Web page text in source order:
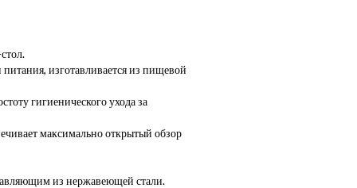
изготавливается из пищевой
гигиенического ухода за
максимально открытый обзор
из нержавеющей стали.